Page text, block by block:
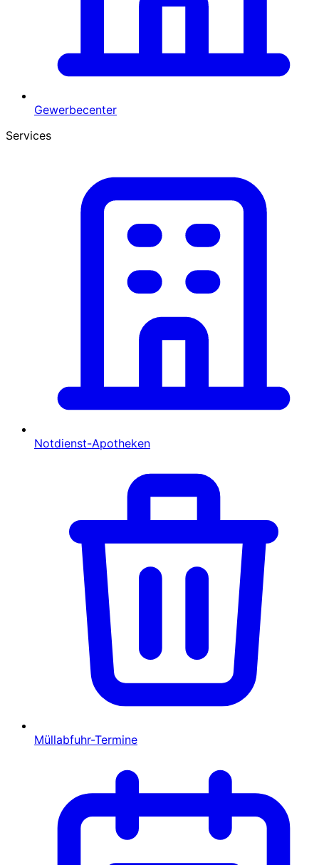
Gewerbecenter
Services
Notdienst-Apotheken
Müllabfuhr-Termine